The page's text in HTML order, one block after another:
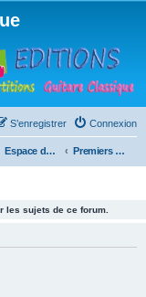
Connexion
S’enregistrer
Espace débutants Premiers essais
les sujets de ce forum.